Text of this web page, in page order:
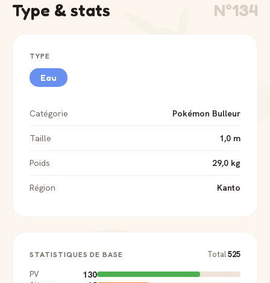
de déco discret sur un bureau ou une bibliothèque. Elle se
marie bien avec les autres pièces de la gamme Pokéled
pour composer une collection lumineuse cohérente. La
Pokeled.com avec livraison internationale.
Type & stats N°134
TYPE
Eau
Catégorie Pokémon Bulleur
Taille 1,0 m
Poids 29,0 kg
Région Kanto
STATISTIQUES DE BASE Total525
PV
130